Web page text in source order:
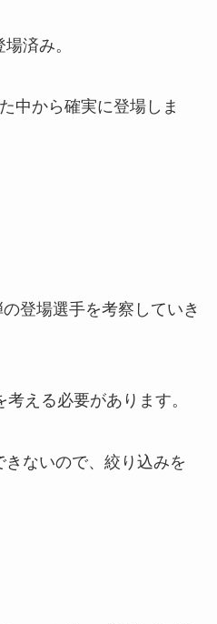
済み。
中から確実に登場しま
登場選手を考察していき
える必要があります。
ないので、絞り込みを